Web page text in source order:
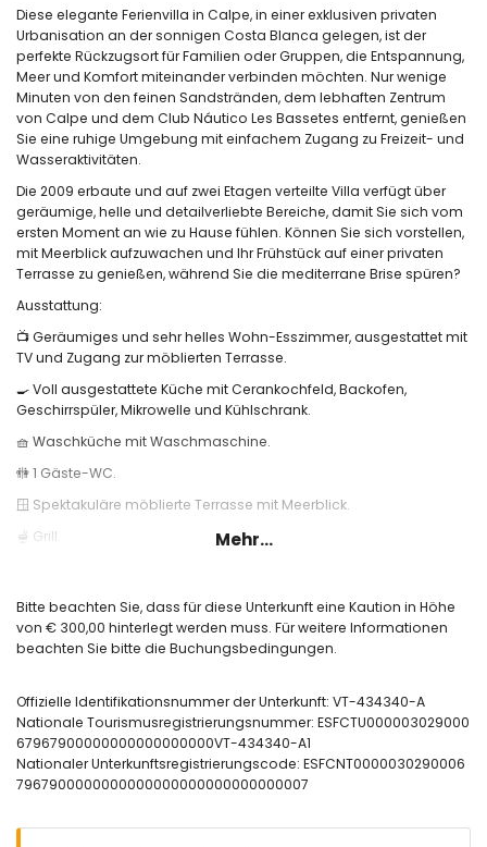
Diese elegante Ferienvilla in Calpe, in einer exklusiven privaten
Urbanisation an der sonnigen Costa Blanca gelegen, ist der
perfekte Rückzugsort für Familien oder Gruppen, die Entspannung,
Meer und Komfort miteinander verbinden möchten. Nur wenige
Minuten von den feinen Sandstränden, dem lebhaften Zentrum
von Calpe und dem Club Náutico Les Bassetes entfernt, genießen
Sie eine ruhige Umgebung mit einfachem Zugang zu Freizeit- und
Wasseraktivitäten.
Die 2009 erbaute und auf zwei Etagen verteilte Villa verfügt über
geräumige, helle und detailverliebte Bereiche, damit Sie sich vom
ersten Moment an wie zu Hause fühlen. Können Sie sich vorstellen,
mit Meerblick aufzuwachen und Ihr Frühstück auf einer privaten
Terrasse zu genießen, während Sie die mediterrane Brise spüren?
Ausstattung:
📺 Geräumiges und sehr helles Wohn-Esszimmer, ausgestattet mit
TV und Zugang zur möblierten Terrasse.
🍳 Voll ausgestattete Küche mit Cerankochfeld, Backofen,
Geschirrspüler, Mikrowelle und Kühlschrank.
🧺 Waschküche mit Waschmaschine.
🚻 1 Gäste-WC.
🪟 Spektakuläre möblierte Terrasse mit Meerblick.
🫕 Grill.
1 Schlafzimmer mit Doppelbett und Bad en suite.
2 Schlafzimmer mit je zwei Einzelbetten.
🚿 2 Badezimmer:
1 zusätzliches Bad mit Dusche.
❄️ Klimaanlage im Wohn-Esszimmer und in den Schlafzimmern.
🌐 WLAN-Internetverbindung.
🅿️ Parkplatz.
Mehr...
Bitte beachten Sie, dass für diese Unterkunft eine Kaution in Höhe
von € 300,00 hinterlegt werden muss. Für weitere Informationen
beachten Sie bitte die Buchungsbedingungen.
Offizielle Identifikationsnummer der Unterkunft: VT-434340-A
Nationale Tourismusregistrierungsnummer: ESFCTU000003029000
67967900000000000000000VT-434340-A1
Nationaler Unterkunftsregistrierungscode: ESFCNT0000030290006
7967900000000000000000000000000007